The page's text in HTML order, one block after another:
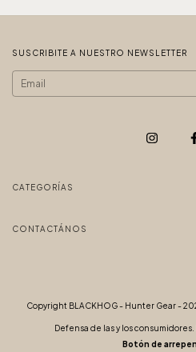
SUSCRIBITE A NUESTRO NEWSLETTER
CATEGORÍAS
CONTACTÁNOS
Copyright BLACKHOG - Hunter Gear -
Defensa de las y los
Botón de